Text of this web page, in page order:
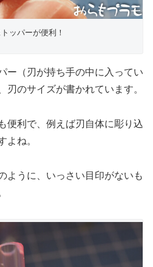
ッパーが便利！
ー（刃が持ち手の中に入ってい
刃のサイズが書かれています。
便利で、例えば刃自体に彫り込
よね。
ように、いっさい目印がないも